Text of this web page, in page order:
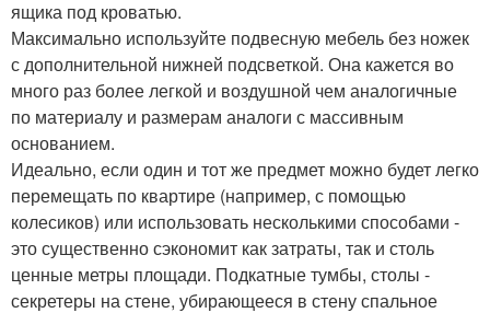
ящика под кроватью.
Максимально используйте подвесную мебель без ножек
с дополнительной нижней подсветкой. Она кажется во
много раз более легкой и воздушной чем аналогичные
по материалу и размерам аналоги с массивным
основанием.
Идеально, если один и тот же предмет можно будет легко
перемещать по квартире (например, с помощью
колесиков) или использовать несколькими способами -
это существенно сэкономит как затраты, так и столь
ценные метры площади. Подкатные тумбы, столы -
секретеры на стене, убирающееся в стену спальное